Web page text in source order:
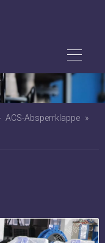
»
ACS-Absperrklappe